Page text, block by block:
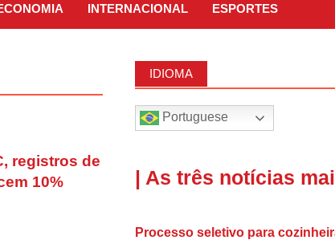
INTERNACIONAL ESPORTES
registros de
10%
IDIOMA
Portuguese
| As três notícias
Processo seletivo para